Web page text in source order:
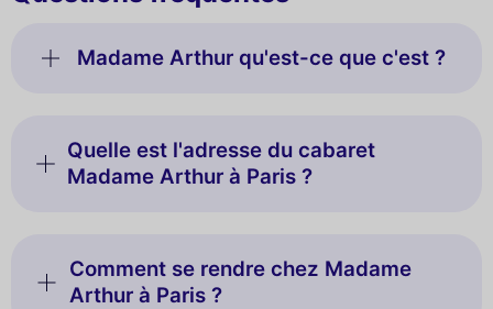
Madame Arthur qu'est-ce que c'est ?
Quelle est l'adresse du cabaret
Madame Arthur à Paris ?
Comment se rendre chez Madame
Arthur à Paris ?